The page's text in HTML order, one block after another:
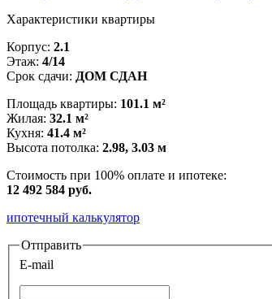
Характеристики квартиры
Корпус: 2.1
Этаж: 4/14
Срок сдачи: ДОМ СДАН
Площадь квартиры: 101.1 м²
Жилая: 32.1 м²
Кухня: 41.4 м²
Высота потолка: 2.98, 3.03 м
Стоимость при 100% оплате и ипотеке:
12 492 584 руб.
ипотечный калькулятор
Отправить
E-mail